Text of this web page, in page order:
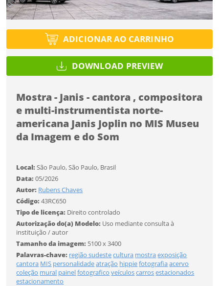
ADICIONAR AO CARRINHO
DOWNLOAD PREVIEW
Mostra - Janis - cantora , compositora
e multi-instrumentista norte-
americana Janis Joplin no MIS Museu
da Imagem e do Som
Local:São Paulo, São Paulo, Brasil
Data:05/2026
Autor: Rubens Chaves
Código:43RC650
Tipo de licença: Direito controlado
Autorização do(a) Modelo: Uso mediante consulta à
instituição / autor
Tamanho da imagem: 5100 x 3400
Palavras-chave: região sudestecultura mostraexposição
cantora MIS personalidadeatração hippiefotografiaacervo
coleção mural painelfotografico veículoscarrosestacionados
estacionamento
Formato
Tipo de projeto
Selecione
Formato
Tamanho
FINALIZAR
Você ainda não tem conta?
CADASTRE-SE
SALVAR
Li e concordo com os Termos de Uso do site
Já tem uma conta?
Tipo de download
Limite de download
Status
Formato
Tamanho